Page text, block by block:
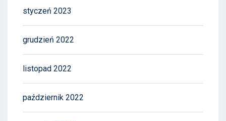
styczeń 2023
grudzień 2022
listopad 2022
październik 2022